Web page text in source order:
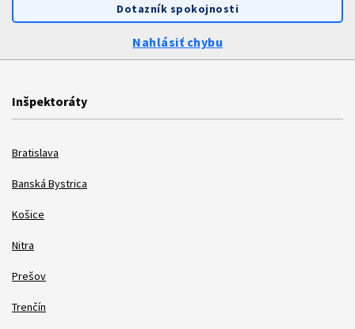
Dotazník spokojnosti
Nahlásiť chybu
Inšpektoráty
Bratislava
Banská Bystrica
Košice
Nitra
Prešov
Trenčín